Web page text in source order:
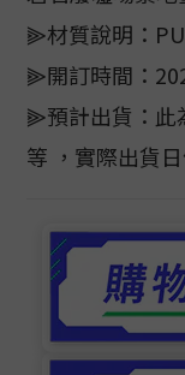
⫸材質說明：
⫸開訂時間：
⫸預計出貨：此
等 ，實際出貨